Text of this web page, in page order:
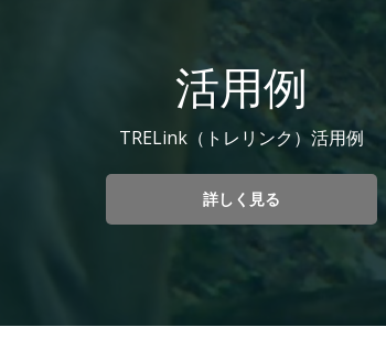
活用例
TRELink（トレリンク）活用例
詳しく見る